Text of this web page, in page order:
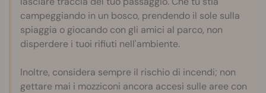
campeggiando in un bosco, prendendo il sole sulla
spiaggia o giocando con gli amici al parco, non
disperdere i tuoi rifiuti nell'ambiente.
Inoltre, considera sempre il rischio di incendi; non
gettare mai i mozziconi ancora accesi sulle aree con